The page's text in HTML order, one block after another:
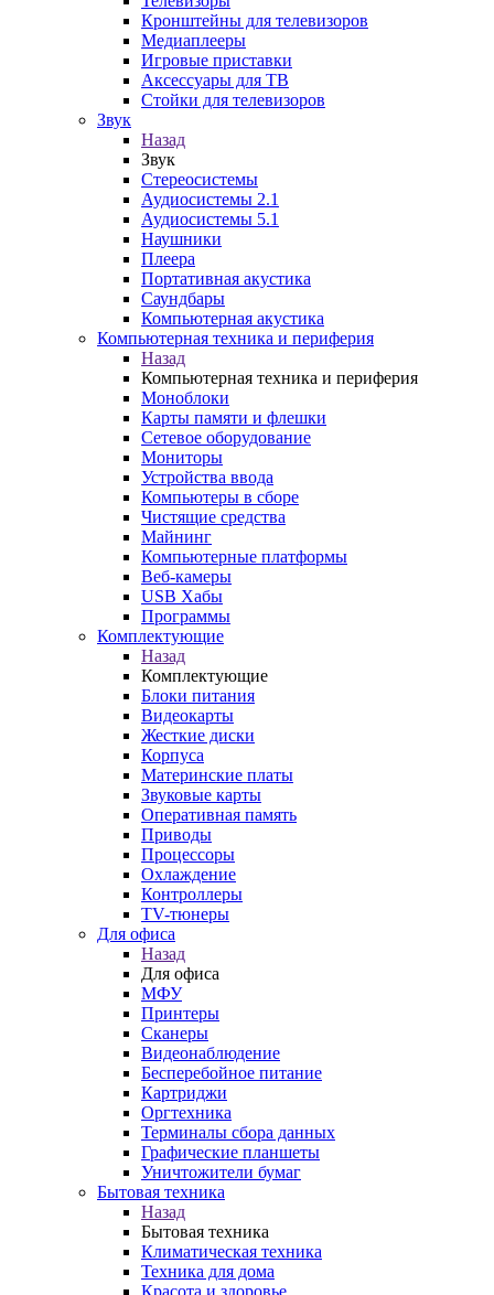
Кронштейны для телевизоров
Медиаплееры
Игровые приставки
Аксессуары для ТВ
Стойки для телевизоров
Звук
Назад
Звук
Стереосистемы
Аудиосистемы 2.1
Аудиосистемы 5.1
Наушники
Плеера
Портативная акустика
Саундбары
Компьютерная акустика
Компьютерная техника и периферия
Назад
Компьютерная техника и периферия
Моноблоки
Карты памяти и флешки
Сетевое оборудование
Мониторы
Устройства ввода
Компьютеры в сборе
Чистящие средства
Майнинг
Компьютерные платформы
Веб-камеры
USB Хабы
Программы
Комплектующие
Назад
Комплектующие
Блоки питания
Видеокарты
Жесткие диски
Корпуса
Материнские платы
Звуковые карты
Оперативная память
Приводы
Процессоры
Охлаждение
Контроллеры
TV-тюнеры
Для офиса
Назад
Для офиса
МФУ
Принтеры
Сканеры
Видеонаблюдение
Бесперебойное питание
Картриджи
Оргтехника
Терминалы сбора данных
Графические планшеты
Уничтожители бумаг
Бытовая техника
Назад
Бытовая техника
Климатическая техника
Техника для дома
Красота и здоровье